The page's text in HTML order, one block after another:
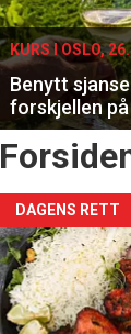
KURS I OSLO,
Benytt
forskjellen
DAGENS RETT